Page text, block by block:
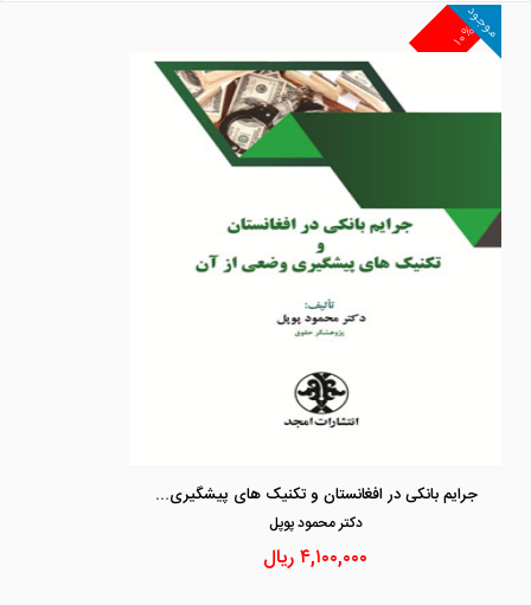
۱۰%
موجود
جرایم بانکی در افغانستان و تکنیک های پیشگیری وضعی از آن
دكتر محمود پوپل
۴,۱۰۰,۰۰۰ریال